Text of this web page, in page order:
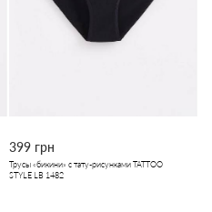
399 грн
Трусы «бикини» с тату-рисунками TATTOO
STYLE LB 1482